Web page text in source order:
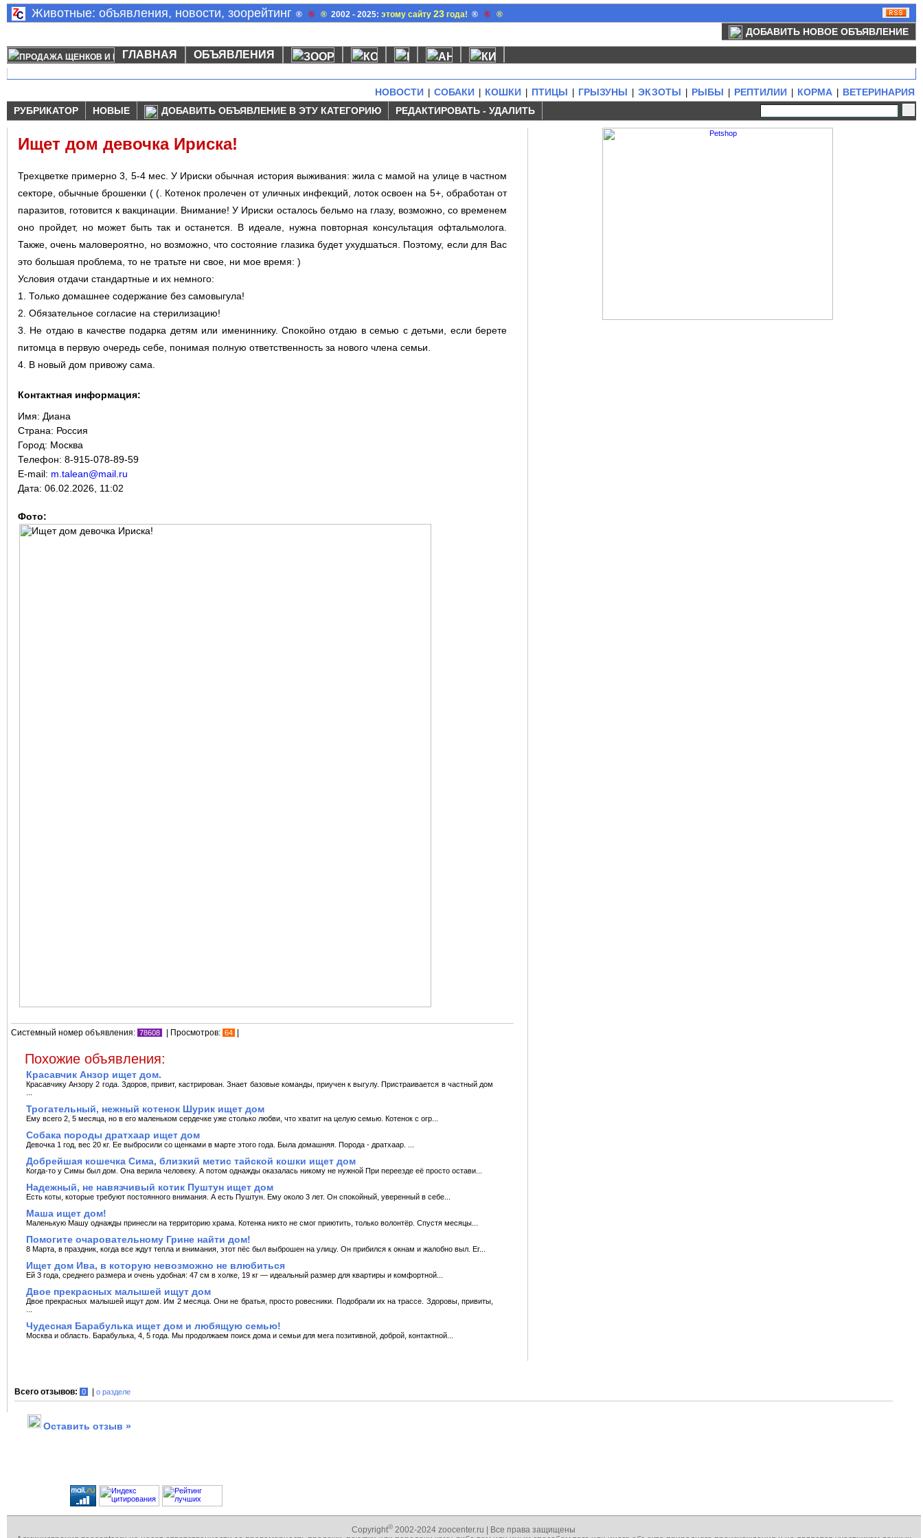
Животные: объявления, новости, зоорейтинг ® ® ® 2002 - 2025:этому сайту23 года! ® ® ®
ДОБАВИТЬ НОВОЕ ОБЪЯВЛЕНИЕ
ГЛАВНАЯ ОБЪЯВЛЕНИЯ
НОВОСТИ СОБАКИ КОШКИ ПТИЦЫ ГРЫЗУНЫ ЭКЗОТЫ РЫБЫ РЕПТИЛИИ КОРМА
ВЕТЕРИНАРИЯ
РУБРИКАТОР
НОВЫЕ ДОБАВИТЬ ОБЪЯВЛЕНИЕ В ЭТУ КАТЕГОРИЮ РЕДАКТИРОВАТЬ - УДАЛИТЬ
Ищет дом девочка Ириска!
Трехцветке примерно 3, 5-4 мес. У Ириски обычная история выживания: жила с мамой на улице в частном
секторе, обычные брошенки ( (. Котенок пролечен от уличных инфекций, лоток освоен на 5+, обpаботан от
паразитов, готовится к вакцинации. Внимание! У Ириски осталось бельмо на глазу, возможно, со временем
оно пройдет, но может быть так и останется. В идеале, нужна повторная консультация офтальмолога.
Также, очень маловероятно, но возможно, что состояние глазика будет ухудшаться. Поэтому, если для Вас
это большая проблема, то не тратьте ни свое, ни мое время: )
Условия отдачи стандартные и их немного:
1. Только домашнее содержание без самовыгула!
2. Обязательное согласие на стерилизацию!
3. Не отдаю в качестве подарка детям или имениннику. Спокойно отдаю в семью с детьми, если берете
питомца в первую очередь себе, понимая полную ответственность за нового члена семьи.
4. В новый дом привожу сама.
Контактная информация:
Имя: Диана
Страна: Россия
Город: Москва
Телефон: 8-915-078-89-59
E-mail: m.talean@mail.ru
Дата: 06.02.2026, 11:02
Фото:
Системный номер объявления: 78608 | Просмотров: 64
Похожие объявления:
Красавчик Анзор ищет дом.
Красавчику Анзору 2 года. Здоров, привит, кастрирован. Знает базовые команды, приучен к выгулу. Пристраивается в частный дом
Трогательный, нежный котенок Шурик ищет дом
Ему всего 2, 5 месяца, но в его маленьком сердечке уже столько любви, что хватит на целую семью. Котенок с огр...
Собака породы дратхаар ищет дом
Девочка 1 год, вес 20 кг. Ее выбросили со щенками в марте этого года. Была домашняя. Порода - дратхаар. ...
Добрейшая кошечка Сима, близкий метис тайской кошки ищет дом
Когда-то у Симы был дом. Она верила человеку. А потом однажды оказалась никому не нужной При переезде её просто остави...
Надежный, не навязчивый котик Пуштун ищет дом
Есть коты, которые требуют постоянного внимания. А есть Пуштун. Ему около 3 лет. Он спокойный, уверенный в себе...
Маша ищет дом!
Маленькую Машу однажды принесли на территорию храма. Котенка никто не смог приютить, только волонтёр. Спустя месяцы...
Помогите очаровательному Грине найти дом!
8 Марта, в праздник, когда все ждут тепла и внимания, этот пёс был выброшен на улицу. Он прибился к окнам и жалобно выл. Ег...
Ищет дом Ива, в которую невозможно не влюбиться
Ей 3 года, среднего размера и очень удобная: 47 см в холке, 19 кг — идеальный размер для кваpтиры и комфортной...
Двое прекрасных малышей ищут дом
Двое прекрасных малышей ищут дом. Им 2 месяца. Они не братья, просто ровесники. Подобрали их на трассе. Здоровы, привиты,
Чудесная Барабулька ищет дом и любящую семью!
Москва и область. Барабулька, 4, 5 года. Мы продолжаем поиск дома и семьи для мега позитивной, доброй, контактной...
Всего отзывов: 0 | о разделе
Оставить отзыв »
Copyright© 2002-2024 zoocenter.ru | Все права защищены